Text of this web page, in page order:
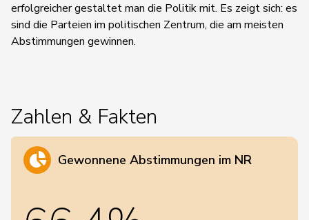
erfolgreicher gestaltet man die Politik mit. Es zeigt sich: es
sind die Parteien im politischen Zentrum, die am meisten
Abstimmungen gewinnen.
Zahlen & Fakten
Gewonnene Abstimmungen im NR